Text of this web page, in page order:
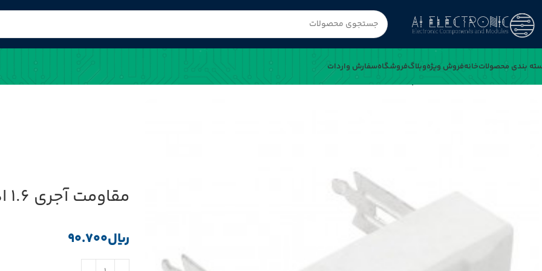
بندی محصولاتخانهفروش ویژهوبلاگفروشگاهسفارش واردات
مقاومت آجری 1.6 اهم 7W پکیج CPR07
﷼